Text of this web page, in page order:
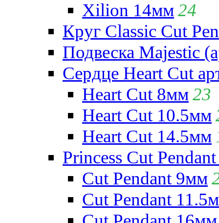
Xilion 14мм24
Круг Classic Cut
Подвеска Majestic
Сердце Heart Cut
Heart Cut 8мм23
Heart Cut 10.5мм
Heart Cut 14.5мм
Princess Cut
Cut Pendant 9мм
Cut Pendant